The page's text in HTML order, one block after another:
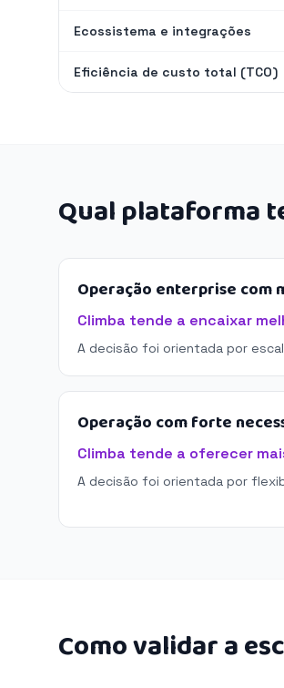
Ecossistema e integrações
Eficiência de custo total (TCO)
Qual plataforma
Operação enterprise com
Climba tende a encaixar
A decisão foi orientada por
Operação com forte
Climba tende a oferecer
A decisão foi orientada por
Como validar a